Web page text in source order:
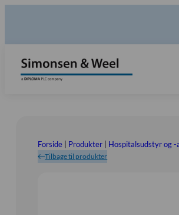
Forside Produkter Hospitalsudstyr og
Tilbage til produkter